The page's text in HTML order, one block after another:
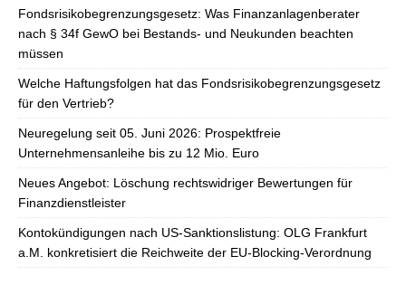
Fondsrisikobegrenzungsgesetz: Was Finanzanlagenberater
nach § 34f GewO bei Bestands- und Neukunden beachten
müssen
Welche Haftungsfolgen hat das Fondsrisikobegrenzungsgesetz
für den Vertrieb?
Neuregelung seit 05. Juni 2026: Prospektfreie
Unternehmensanleihe bis zu 12 Mio. Euro
Neues Angebot: Löschung rechtswidriger Bewertungen für
Finanzdienstleister
Kontokündigungen nach US-Sanktionslistung: OLG Frankfurt
a.M. konkretisiert die Reichweite der EU-Blocking-Verordnung